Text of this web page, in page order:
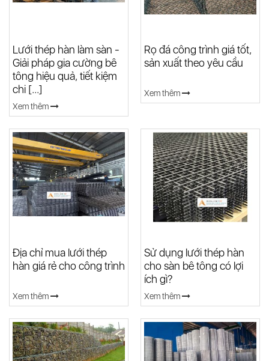
Lưới thép hàn làm sàn -
Giải pháp gia cường bê
tông hiệu quả, tiết kiệm
chi [...]
Xem thêm
Rọ đá công trình giá tốt,
sản xuất theo yêu cầu
Xem thêm
Địa chỉ mua lưới thép
hàn giá rẻ cho công trình
Xem thêm
Sử dụng lưới thép hàn
cho sàn bê tông có lợi
ích gì?
Xem thêm